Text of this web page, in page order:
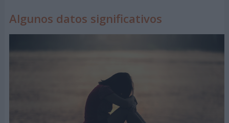
Algunos datos significativos